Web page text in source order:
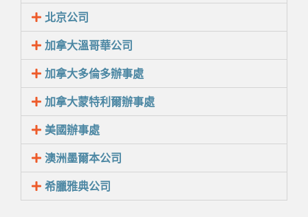
北京公司
加拿大溫哥華公司
加拿大多倫多辦事處
加拿大蒙特利爾辦事處
美國辦事處
澳洲墨爾本公司
希臘雅典公司